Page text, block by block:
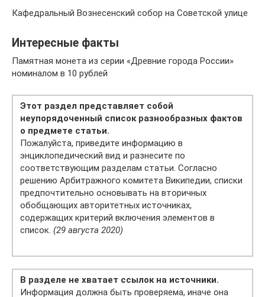
Кафедральный Вознесенский собор на Советской улице
Интересные факты
Памятная монета из серии «Древние города России»
номиналом в 10 рублей
Этот раздел представляет собой
неупорядоченный список разнообразных фактов
о предмете статьи.
Пожалуйста, приведите информацию в
энциклопедический вид и разнесите по
соответствующим разделам статьи. Согласно
решению Арбитражного комитета Википедии, списки
предпочтительно основывать на вторичных
обобщающих авторитетных источниках,
содержащих критерий включения элементов в
список. (29 августа 2020)
В разделе не хватает ссылок на источники.
Информация должна быть проверяема, иначе она